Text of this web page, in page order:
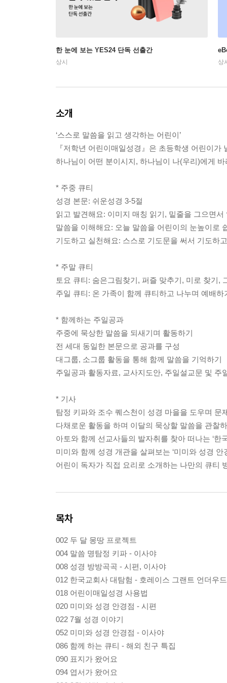
한 눈에 보는 YES24 단독 선출간
상시 상
소개
‘스스로 말씀을 읽고 생각하는 어린이’
『저학년 어린이매일성경』은 초등학생 어린이가
하나님이 어떤 분이시지, 하나님이 나(우리)에게
* 주중 큐티
성경 본문: 쉬운성경 3-5절
읽고 발견해요: 이미지 매칭 읽기, 밑줄을 그으면
말씀을 이해해요: 오늘 말씀을 어린이의 눈높이로
기도하고 실천해요: 스스로 기도문을 써서 기도하
* 주말 큐티
토요 큐티: 숨은그림찾기, 퍼즐 맞추기, 미로 찾기,
주일 큐티: 온 가족이 함께 큐티하고 나누며 예배하
* 함께하는 주일공과
주중에 묵상한 말씀을 되새기며 활동하기
전 세대 동일한 본문으로 공과를 구성
대그룹, 소그룹 활동을 통해 함께 말씀을 기억하기
주일공과 활동자료, 교사지도안, 주일설교문 및
* 기사
탐정 키파와 조수 퀘스천이 성경 마을을 도우며 문
다채로운 활동을 하며 이달의 묵상할 말씀을 관찰하
아토와 함께 선교사들의 발자취를 찾아 떠나는 ‘한
미미와 함께 성경 개관을 살펴보는 ‘미미와 성경 안
어린이 독자가 직접 요리로 소개하는 나만의 큐티
목차
002 두 달 몽땅 프로젝트
004 말씀 명탐정 키파 - 이사야
008 성경 방방곡곡 - 시편, 이사야
012 한국교회사 대탐험 - 호레이스 그랜트 언더우드
018 어린이매일성경 사용법
020 미미와 성경 안경점 - 시편
022 7월 성경 이야기
052 미미와 성경 안경점 - 이사야
086 함께 하는 큐티 - 해외 친구 특집
090 표지가 왔어요
094 엽서가 왔어요